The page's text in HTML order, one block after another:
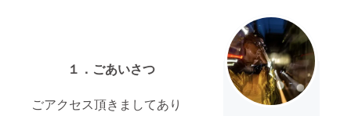
１．ごあいさつ
ごアクセス頂きましてあり